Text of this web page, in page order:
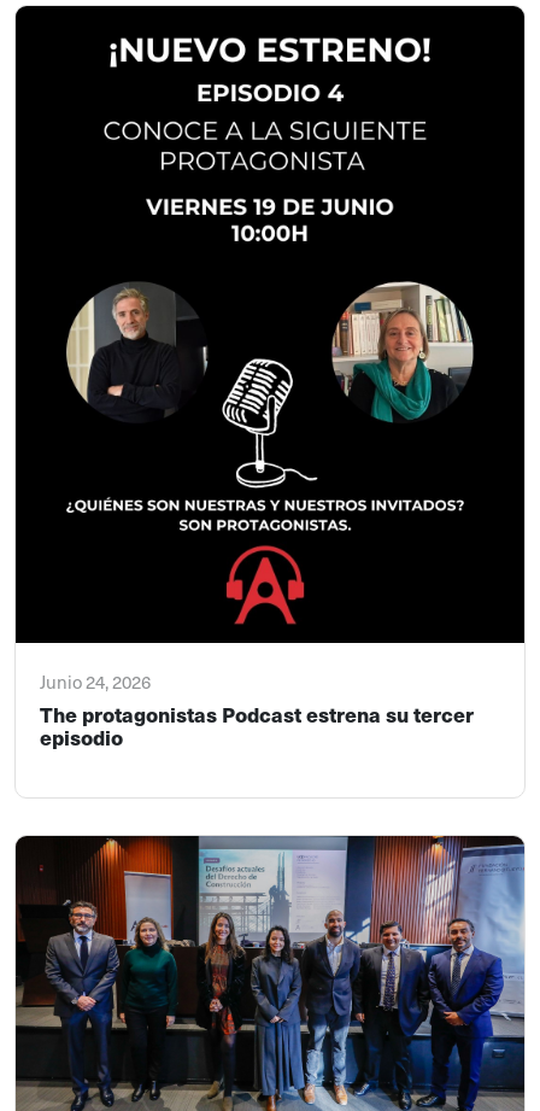
Junio 24, 2026
The protagonistas Podcast estrena su tercer
episodio